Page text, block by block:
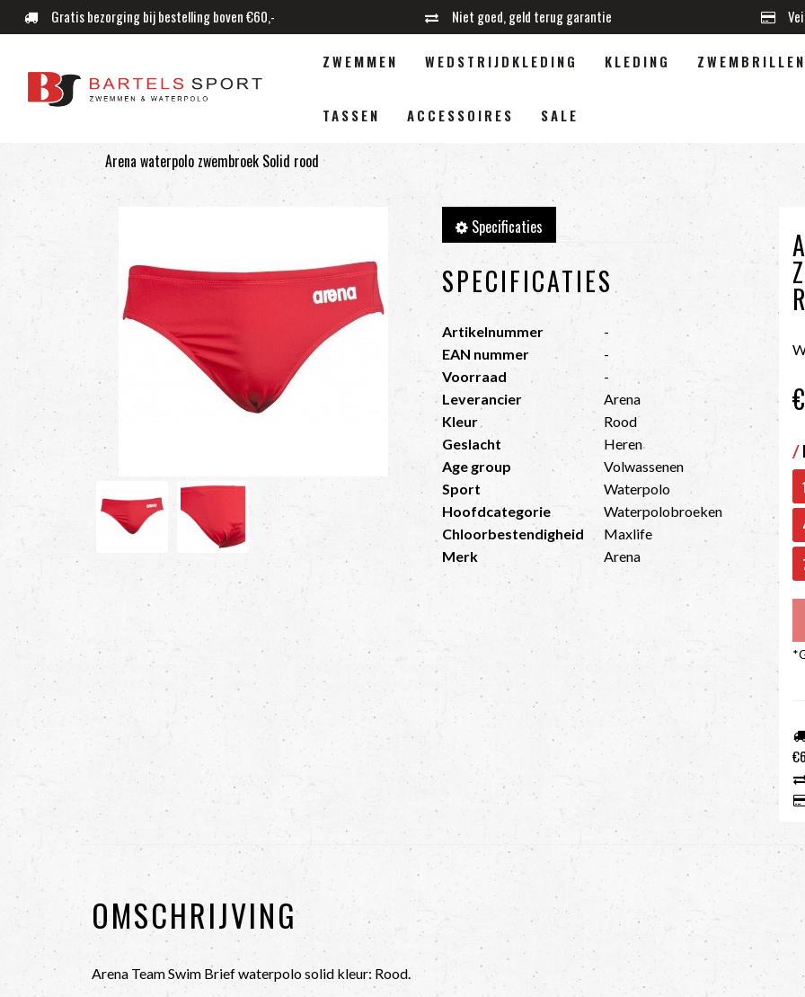
Gratis bezorging bij bestelling boven €60,- Niet goed, geld terug garantie
ZWEMMEN WEDSTRIJDKLEDING KLEDING ZWEMBRILLEN
TASSEN ACCESSOIRES SALE
Arena waterpolo zwembroek Solid rood
Specificaties
SPECIFICATIES
Artikelnummer
-
EAN nummer
-
Voorraad
-
Leverancier
Arena
Kleur
Rood
Geslacht
Heren
Age group
Volwassenen
Sport
Waterpolo
Hoofdcategorie
Waterpolobroeken
Chloorbestendigheid
Maxlife
Merk
Arena
/
OMSCHRIJVING
Arena Team Swim Brief waterpolo solid kleur: Rood.